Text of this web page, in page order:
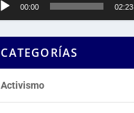
00:00 02:23
CATEGORÍAS
Activismo